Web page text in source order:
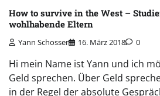
How to survive in the West –
wohlhabende Eltern
Yann Schosser 16. März 2018 0
Hi mein Name ist Yann und ich
Geld sprechen. Über Geld
in der Regel der absolute